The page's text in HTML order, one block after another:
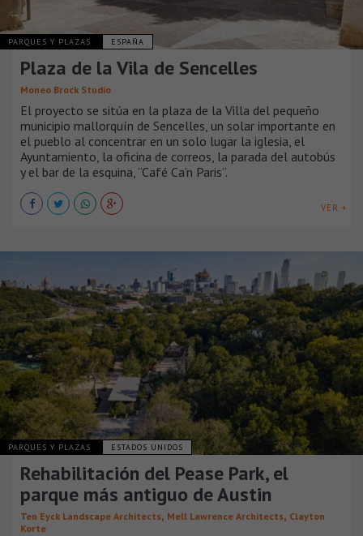
PARQUES Y PLAZAS ESPAÑA
Plaza de la Vila de Sencelles
Moneo Brock Studio
El proyecto se sitúa en la plaza de la Villa del pequeño
municipio mallorquín de Sencelles, un solar importante en
el pueblo al concentrar en un solo lugar la iglesia, el
Ayuntamiento, la oficina de correos, la parada del autobús
y el bar de la esquina, “Café Ca’n Paris”.
VER +
PARQUES Y PLAZAS ESTADOS UNIDOS
Rehabilitación del Pease Park, el
parque más antiguo de Austin
Ten Eyck Landscape Architects, Mell Lawrence Architects, Clayton
Korte